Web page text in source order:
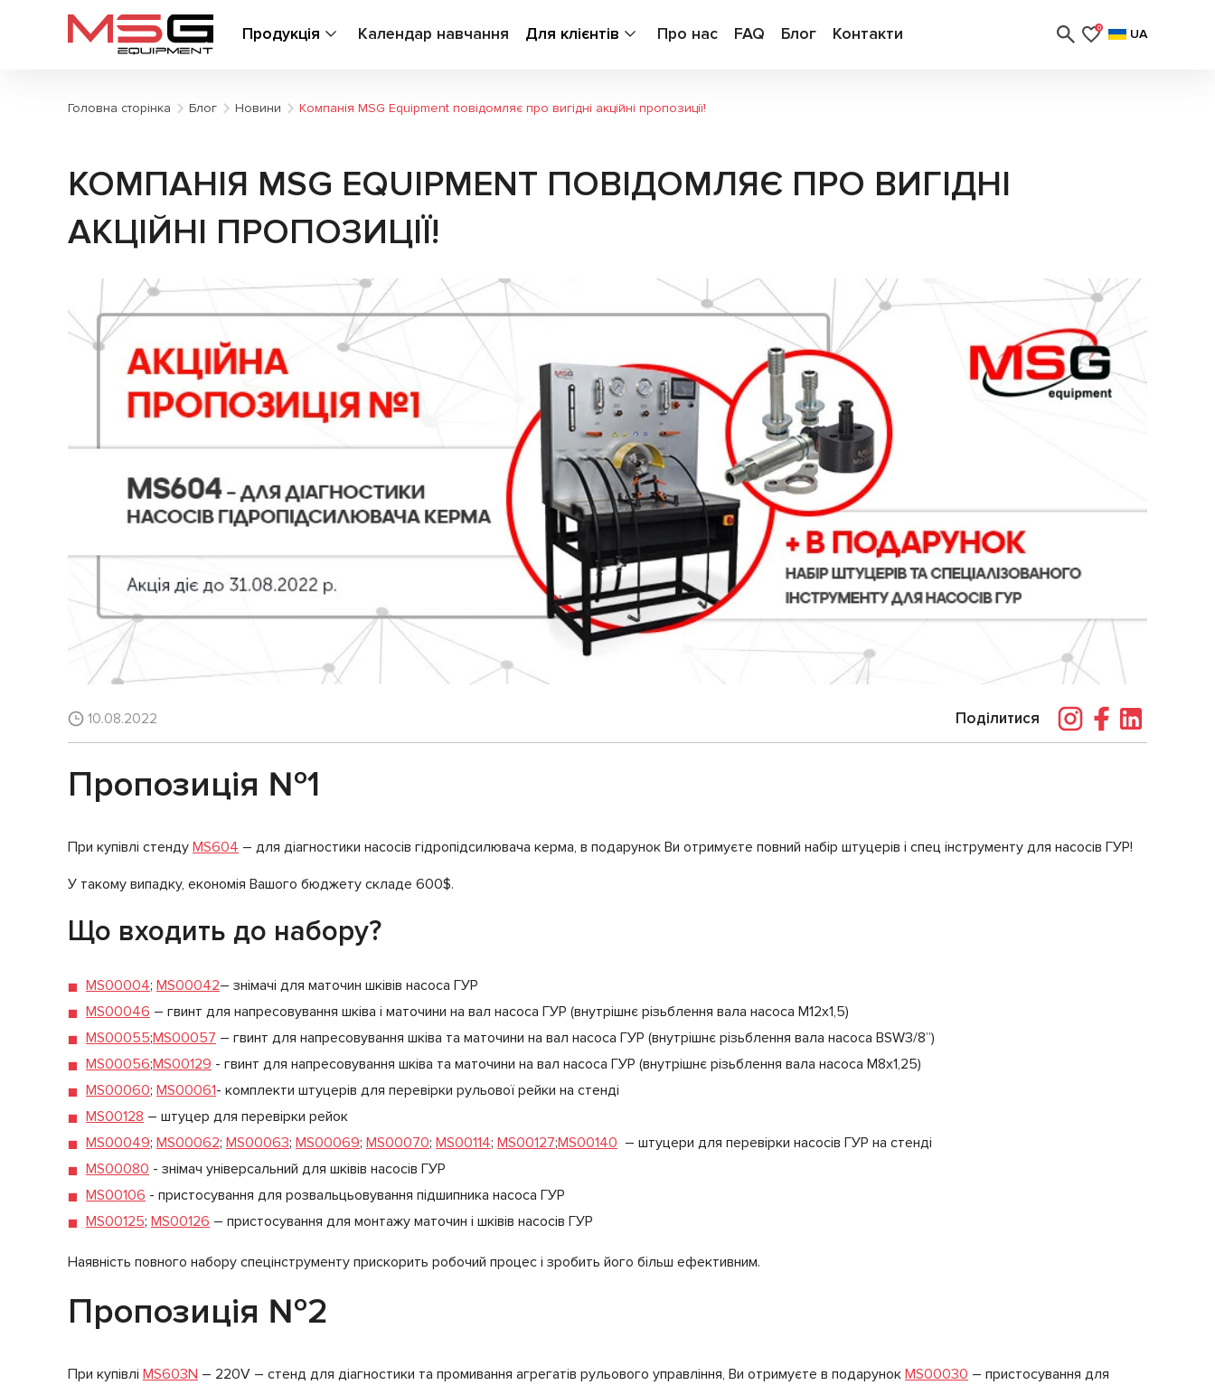
Продукція Календар навчання Для клієнтів Про нас FAQ Блог Контакти 0 UA
Головна сторінка Блог Новини Компанія MSG Equipment повідомляє про вигідні акційні пропозиції!
КОМПАНІЯ MSG EQUIPMENT ПОВІДОМЛЯЄ ПРО ВИГІДНІ
АКЦІЙНІ ПРОПОЗИЦІЇ!
10.08.2022 Поділитися
Пропозиція №1
При купівлі стенду MS604 – для діагностики насосів гідропідсилювача керма, в подарунок Ви отримуєте повний набір штуцерів і спец інструменту для насосів ГУР!
У такому випадку, економія Вашого бюджету складе 600$.
Що входить до набору?
MS00004; MS00042– знімачі для маточин шківів насоса ГУР
MS00046 – гвинт для напресовування шківа і маточини на вал насоса ГУР (внутрішнє різьблення вала насоса М12х1,5)
MS00055;MS00057 – гвинт для напресовування шківа та маточини на вал насоса ГУР (внутрішнє різьблення вала насоса BSW3/8”)
MS00056;MS00129 - гвинт для напресовування шківа та маточини на вал насоса ГУР (внутрішнє різьблення вала насоса М8х1,25)
MS00060; MS00061- комплекти штуцерів для перевірки рульової рейки на стенді
MS00128 – штуцер для перевірки рейок
MS00049; MS00062; MS00063; MS00069; MS00070; MS00114; MS00127;MS00140 – штуцери для перевірки насосів ГУР на стенді
MS00080 - знімач універсальний для шківів насосів ГУР
MS00106 - пристосування для розвальцьовування підшипника насоса ГУР
MS00125; MS00126 – пристосування для монтажу маточин і шківів насосів ГУР
Наявність повного набору спецінструменту прискорить робочий процес і зробить його більш ефективним.
Пропозиція №2
При купівлі MS603N – 220V – стенд для діагностики та промивання агрегатів рульового управління, Ви отримуєте в подарунок MS00030 – пристосування для